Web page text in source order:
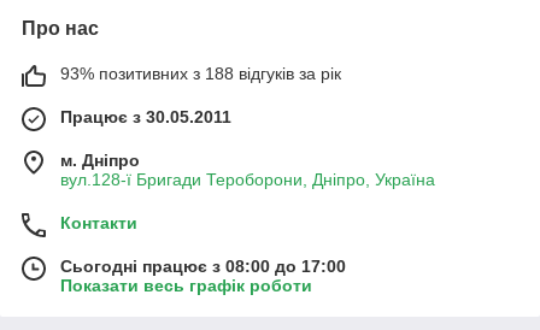
Про нас
93% позитивних з 188 відгуків за рік
Працює з 30.05.2011
м. Дніпро
вул.128-ї Бригади Тероборони, Дніпро, Україна
Контакти
Сьогодні працює з 08:00 до 17:00
Показати весь графік роботи